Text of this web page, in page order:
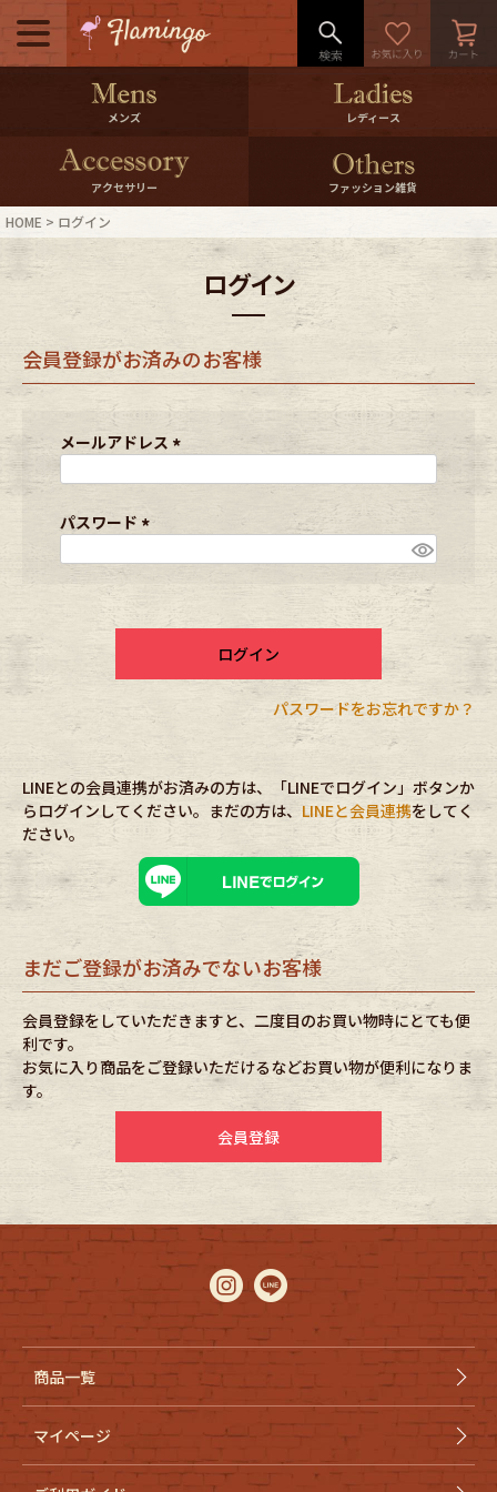
メニュー
500pt＆10％Offクーポンプレゼン
ト
10％0ffクーポンプレゼント
ログイン・会員登録 LINE ID連携
マイページ
ご利用ガイド International Shipping
店舗紹介 特集一覧
スタッフコーディネート
年代から探す
メンズ商品カテゴリーから探す
Tops Outer
Bottoms Fafatt
レディース商品カテゴリーから探す
Bottoms
Outer One Piece
Fafatt
小物・アクセサリーから探す
Eye Wear
Stall・Scarf
Accessory
Belt antique goods
Keyring vintage bicycle
FAFATT
メンズ レディース
アクセサリー ファッション雑貨
HOME ログイン
ログイン
会員登録がお済みのお客様
メールアドレス
)
パスワード
ログイン
パスワードをお忘れですか？
LINEとの会員連携がお済みの方は、「LINEでログイン」ボタンか
らログインしてください。まだの方は、 LINEと会員連携をしてく
ださい。
まだご登録がお済みでないお客様
会員登録をしていただきますと、二度目のお買い物時にとても便
利です。
お気に入り商品をご登録いただけるなどお買い物が便利になりま
す。
会員登録
商品一覧
マイページ